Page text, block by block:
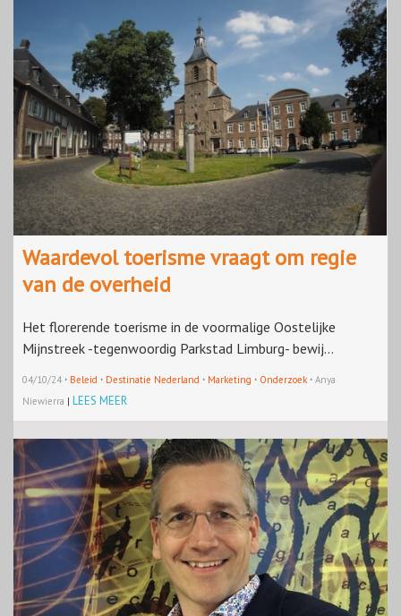
Waardevol toerisme vraagt om regie
van de overheid
Het florerende toerisme in de voormalige Oostelijke
Mijnstreek -tegenwoordig Parkstad Limburg- bewij...
04/10/24 · Beleid · Destinatie Nederland · Marketing · Onderzoek · Anya
Niewierra | LEES MEER